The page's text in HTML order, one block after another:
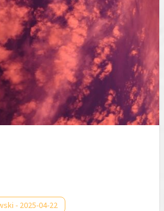
- 2025-04-22